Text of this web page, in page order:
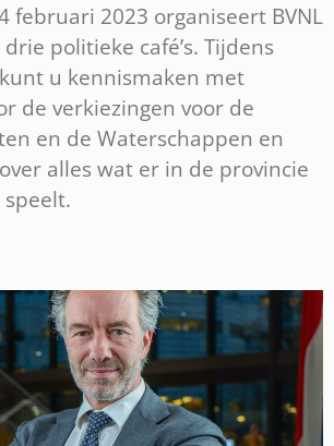
februari 2023 organiseert BVNL
politieke café’s. Tijdens
u kennismaken met
de verkiezingen voor de
en de Waterschappen en
alles wat er in de provincie